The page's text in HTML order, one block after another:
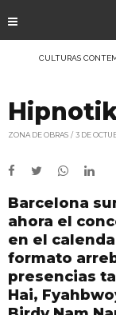
CULTURAS
ZONA DE OBRAS 3 DE
Barcelona
ahora el
en el
formato
presencias
Hai,